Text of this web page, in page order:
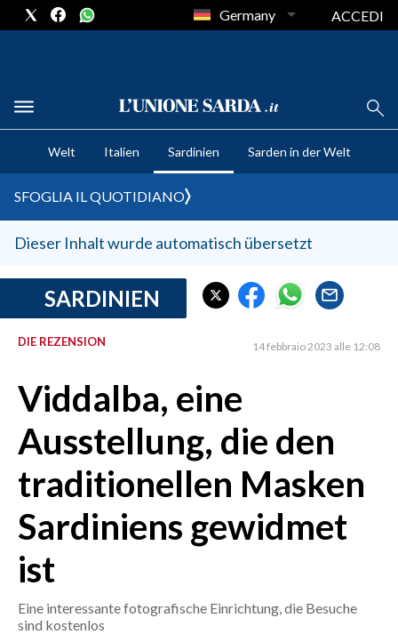
CRONACA SARDEGNA
CAGLIARI
SULCIS IGLESIENTE
MEDIO CAMPIDANO
SASSARI E PROVINCIA
GALLURA
NUORO E PROVINCIA
AGENDA
CRONACA
MONDO
POLITICA
ECONOMIA
SERVIZI ALLE IMPRESE
Germany ACCEDI
Welt Italien Sardinien Sarden in der Welt
SFOGLIA IL QUOTIDIANO
Dieser Inhalt wurde automatisch übersetzt
SARDINIEN
DIE REZENSION 14 febbraio 2023 alle 12:08
Viddalba, eine
Ausstellung, die den
traditionellen Masken
Sardiniens gewidmet
ist
Eine interessante fotografische Einrichtung, die Besuche
sind kostenlos